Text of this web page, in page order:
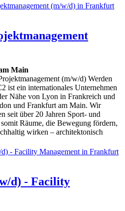
Main
(m/w/d) Werden
ist ein internationales Unternehmen
Nähe von Lyon in Frankreich und
und Frankfurt am Main. Wir
seit über 20 Jahren Sport- und
Räume, die Bewegung fördern,
wirken – architektonisch
d) - Facility